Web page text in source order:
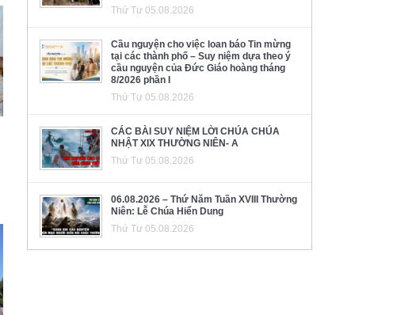
Thứ Tư 05.08.2026
Cầu nguyện cho việc loan báo Tin mừng
tại các thành phố – Suy niệm dựa theo ý
cầu nguyện của Đức Giáo hoàng tháng
8/2026 phần I
Thứ Tư 05.08.2026
CÁC BÀI SUY NIỆM LỜI CHÚA CHÚA
NHẬT XIX THƯỜNG NIÊN- A
Thứ Tư 05.08.2026
06.08.2026 – Thứ Năm Tuần XVIII Thường
Niên: Lễ Chúa Hiển Dung
Thứ Tư 05.08.2026